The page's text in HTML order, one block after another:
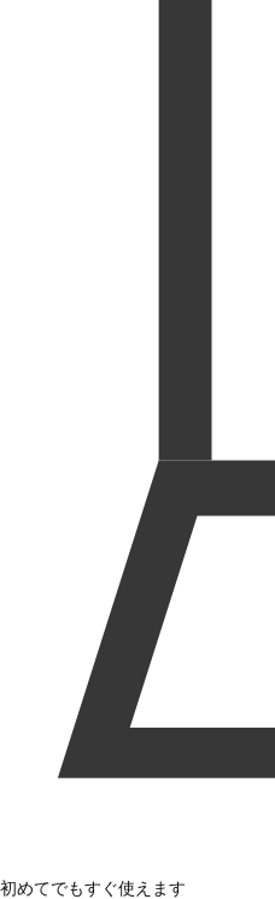
初めてでもすぐ使えます